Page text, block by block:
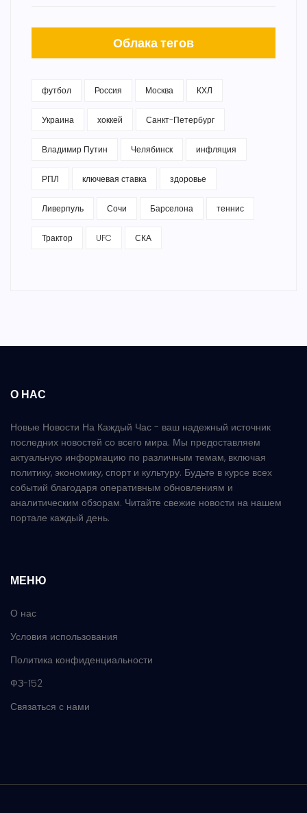
Облака тегов
футбол Россия Москва КХЛ
Украина хоккей Санкт-Петербург
Владимир Путин Челябинск инфляция
РПЛ ключевая ставка здоровье
Ливерпуль Сочи Барселона теннис
Трактор UFC СКА
О НАС
Новые Новости На Каждый Час - ваш надежный источник
последних новостей со всего мира. Мы предоставляем
актуальную информацию по различным темам, включая
политику, экономику, спорт и культуру. Будьте в курсе всех
событий благодаря оперативным обновлениям и
аналитическим обзорам. Читайте свежие новости на нашем
портале каждый день.
МЕНЮ
О нас
Условия использования
Политика конфиденциальности
ФЗ-152
Связаться с нами